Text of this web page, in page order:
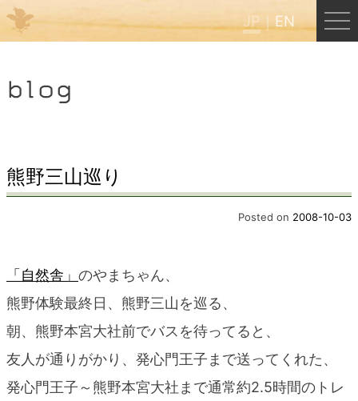
JP EN
HOME
くまのバックパッカーズ
くまのエクスペリエンス
blog
blog
熊野三山巡り
Posted on 2008-10-03
「自然舎」 のやまちゃん、
熊野体験最終日、熊野三山を巡る、
朝、熊野本宮大社前でバスを待ってると、
友人が通りがかり、発心門王子まで送ってくれた、
発心門王子～熊野本宮大社まで通常約2.5時間のトレ